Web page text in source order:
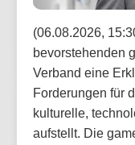
(06.08.2026,
bevorstehenden
Verband eine
Forderungen für
kulturelle,
aufstellt. Die